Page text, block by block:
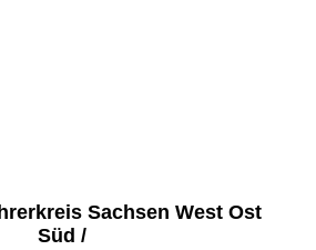
Sachsen West Ost
Süd /